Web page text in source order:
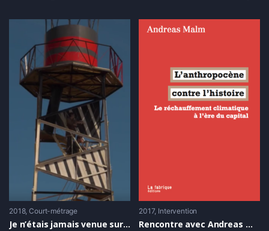
2018 Court-métrage
Je n’étais jamais venue sur la Zad
2017 Intervention
Rencontre avec Andreas Malm pour L’Anthropocène contre l’histoire